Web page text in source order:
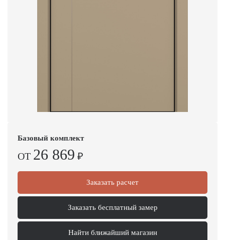
Базовый комплект
ОТ 26 869 ₽
Заказать расчет
Заказать бесплатный замер
Найти ближайший магазин